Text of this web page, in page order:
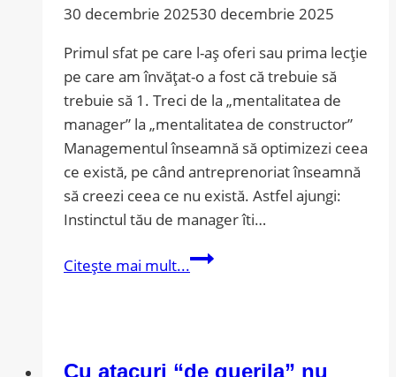
30 decembrie 202530 decembrie 2025
Primul sfat pe care l-aș oferi sau prima lecție
pe care am învățat-o a fost că trebuie să
trebuie să 1. Treci de la „mentalitatea de
manager” la „mentalitatea de constructor”
Managementul înseamnă să optimizezi ceea
ce există, pe când antreprenoriat înseamnă
să creezi ceea ce nu există. Astfel ajungi:
Instinctul tău de manager îti…
Citește mai mult...Ce
Cu atacuri “de guerila” nu